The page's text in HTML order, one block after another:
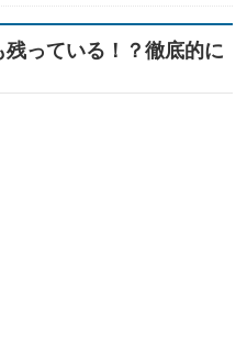
っている！？徹底的に